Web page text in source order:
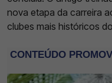
nova etapa da carreira
clubes mais históricos